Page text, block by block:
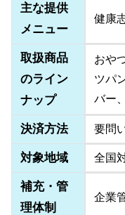
主な提供
メニュー
健康
取扱商品
のライン
ナップ
おや
ツパ
バー
決済方法 要問
対象地域 全国
補充・管
理体制
企業